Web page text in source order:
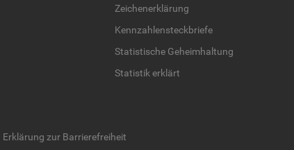
Zei­chen­er­klä­rung
Kenn­zah­len­steck­brie­fe
Sta­tis­ti­sche Ge­heim­hal­tung
Sta­tis­tik er­klärt
Erklärung zur Barrierefreiheit